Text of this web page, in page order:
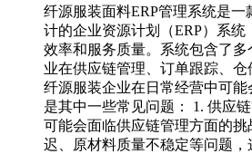
纤源服装面料ERP管理系统是
计的企业资源计划（ERP）系统
效率和服务质量。系统包含了
业在供应链管理、订单跟踪、仓
纤源服装企业在日常经营中可
是其中一些常见问题： 1. 供应
可能会面临供应链管理方面的
迟、原材料质量不稳定等问题